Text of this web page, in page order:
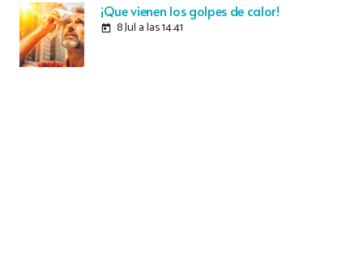
¡Que vienen los golpes de calor!
today 8 Jul a las 14:41